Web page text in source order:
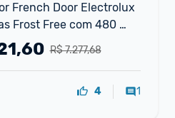
French Door Electrolux
Frost Free com 480
Inox Look - IM7B
R$ 7.277,68
4 1